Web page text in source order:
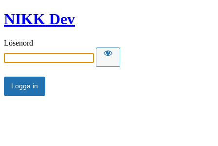
NIKK Dev
Lösenord